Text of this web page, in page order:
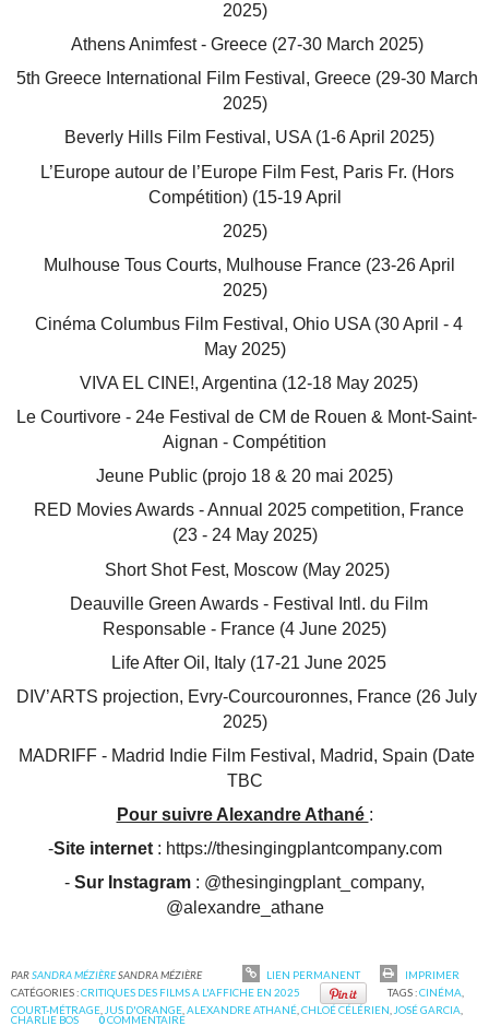
2025)
Athens Animfest - Greece (27-30 March 2025)
5th Greece International Film Festival, Greece (29-30 March
2025)
Beverly Hills Film Festival, USA (1-6 April 2025)
L’Europe autour de l’Europe Film Fest, Paris Fr. (Hors
Compétition) (15-19 April
2025)
Mulhouse Tous Courts, Mulhouse France (23-26 April
2025)
Cinéma Columbus Film Festival, Ohio USA (30 April - 4
May 2025)
VIVA EL CINE!, Argentina (12-18 May 2025)
Le Courtivore - 24e Festival de CM de Rouen & Mont-Saint-
Aignan - Compétition
Jeune Public (projo 18 & 20 mai 2025)
RED Movies Awards - Annual 2025 competition, France
(23 - 24 May 2025)
Short Shot Fest, Moscow (May 2025)
Deauville Green Awards - Festival Intl. du Film
Responsable - France (4 June 2025)
Life After Oil, Italy (17-21 June 2025
DIV’ARTS projection, Evry-Courcouronnes, France (26 July
2025)
MADRIFF - Madrid Indie Film Festival, Madrid, Spain (Date
TBC
Pour suivre Alexandre Athané :
-Site internet: https://thesingingplantcompany.com
- Sur Instagram : @thesingingplant_company,
@alexandre_athane
PARSANDRA MÉZIÈRESANDRA MÉZIÈRE LIEN PERMANENT
IMPRIMER
CATÉGORIES :CRITIQUES DES FILMS A L'AFFICHE EN 2025 TAGS :CINÉMA
COURT-MÉTRAGE JUS D'ORANGE ,ALEXANDRE ATHANÉ ,CHLOÉ CÉLÉRIEN JOSÉ GARCIA
CHARLIE BOS 0COMMENTAIRE